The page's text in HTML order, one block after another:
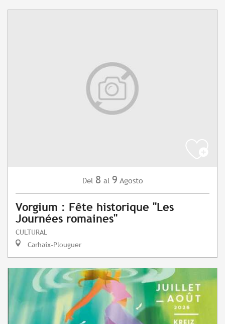
Del 8 al 9 Agosto
Vorgium : Fête historique "Les
Journées romaines"
CULTURAL
Carhaix-Plouguer